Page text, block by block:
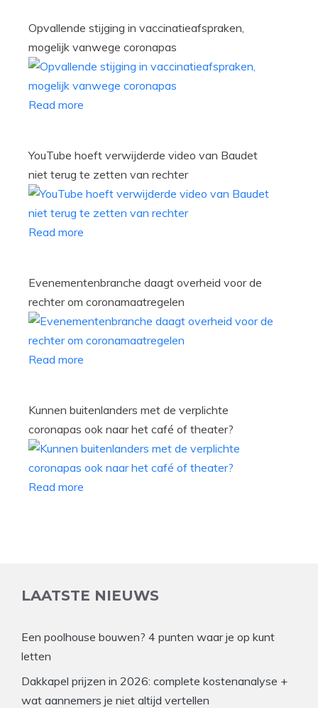
Opvallende stijging in vaccinatieafspraken,
mogelijk vanwege coronapas
Read more
YouTube hoeft verwijderde video van Baudet
niet terug te zetten van rechter
Read more
Evenementenbranche daagt overheid voor de
rechter om coronamaatregelen
Read more
Kunnen buitenlanders met de verplichte
coronapas ook naar het café of theater?
Read more
LAATSTE NIEUWS
Een poolhouse bouwen? 4 punten waar je op kunt
letten
Dakkapel prijzen in 2026: complete kostenanalyse +
wat aannemers je niet altijd vertellen